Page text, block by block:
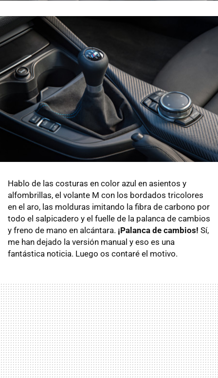
Hablo de las costuras en color azul en asientos y
alfombrillas, el volante M con los bordados tricolores
en el aro, las molduras imitando la fibra de carbono por
todo el salpicadero y el fuelle de la palanca de cambios
y freno de mano en alcántara. ¡Palanca de cambios! Sí,
me han dejado la versión manual y eso es una
fantástica noticia. Luego os contaré el motivo.